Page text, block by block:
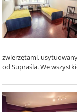
zwierzętami,
od Supraśla. We